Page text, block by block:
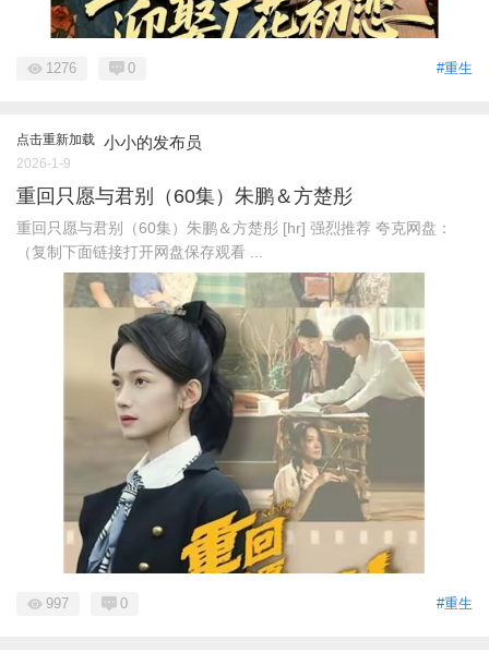
#重生
1276 0
点击重新加载 小小的发布员
2026-1-9
重回只愿与君别（60集）朱鹏＆方楚彤
重回只愿与君别（60集）朱鹏＆方楚彤 [hr] 强烈推荐 夸克网盘：
（复制下面链接打开网盘保存观看 ...
#重生
997 0